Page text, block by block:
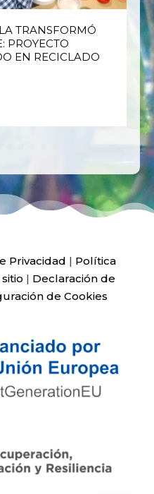
TRANSFORMÓ
PROYECTO
EN RECICLADO
Privacidad | Política
| Declaración de
de Cookies